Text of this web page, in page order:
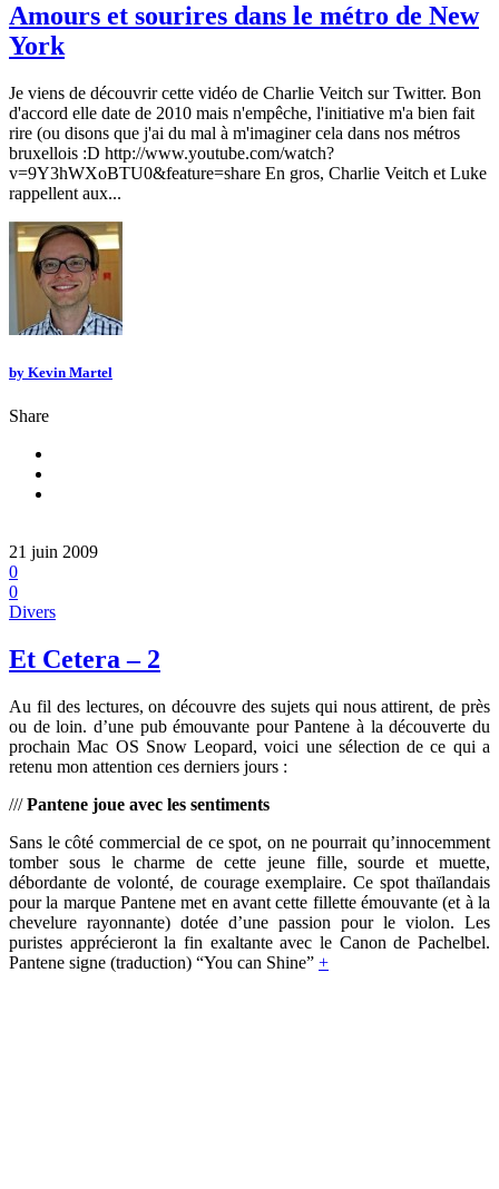
Amours et sourires dans le métro de New
York
Je viens de découvrir cette vidéo de Charlie Veitch sur Twitter. Bon
d'accord elle date de 2010 mais n'empêche, l'initiative m'a bien fait
rire (ou disons que j'ai du mal à m'imaginer cela dans nos métros
bruxellois :D http://www.youtube.com/watch?
v=9Y3hWXoBTU0&feature=share En gros, Charlie Veitch et Luke
rappellent aux...
by Kevin Martel
Share
21 juin 2009
0
0
Divers
Et Cetera – 2
Au fil des lectures, on découvre des sujets qui nous attirent, de près
ou de loin. d’une pub émouvante pour Pantene à la découverte du
prochain Mac OS Snow Leopard, voici une sélection de ce qui a
retenu mon attention ces derniers jours :
///Pantene joue avec les sentiments
Sans le côté commercial de ce spot, on ne pourrait qu’innocemment
tomber sous le charme de cette jeune fille, sourde et muette,
débordante de volonté, de courage exemplaire. Ce spot thaïlandais
pour la marque Pantene met en avant cette fillette émouvante (et à la
chevelure rayonnante) dotée d’une passion pour le violon. Les
puristes apprécieront la fin exaltante avec le Canon de Pachelbel.
Pantene signe (traduction) “You can Shine” +